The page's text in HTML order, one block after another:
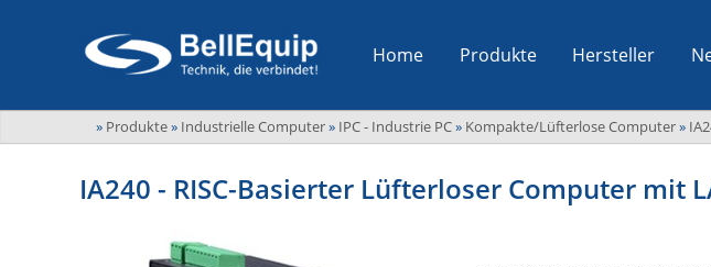
Home Produkte Hersteller
» Produkte» Industrielle Computer» IPC - Industrie PC» Kompakte/Lüfterlose Computer»
IA240 - RISC-Basierter Lüfterloser Computer mit